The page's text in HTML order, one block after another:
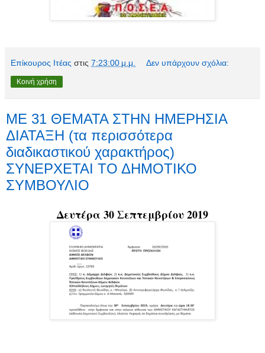
Επίκουρος Ιτέας στις 7:23:00 μ.μ. Δεν υπάρχουν σχόλια:
Κοινή χρήση
ΜΕ 31 ΘΕΜΑΤΑ ΣΤΗΝ ΗΜΕΡΗΣΙΑ
ΔΙΑΤΑΞΗ (τα περισσότερα
διαδικαστικού χαρακτήρος)
ΣΥΝΕΡΧΕΤΑΙ ΤΟ ΔΗΜΟΤΙΚΟ
ΣΥΜΒΟΥΛΙΟ
Δευτέρα 30 Σεπτεμβρίου 2019